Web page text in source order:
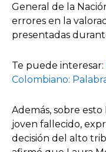
General de la
errores en la
presentadas
Te puede interesar:
Colombiano:
Además, sobre esto
joven fallecido,
decisión del alto